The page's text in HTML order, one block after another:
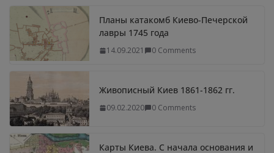
Планы катакомб Киево-Печерской
лавры 1745 года
14.09.2021 0 Comments
Живописный Киев 1861-1862 гг.
09.02.2020 0 Comments
Карты Киева. С начала основания и